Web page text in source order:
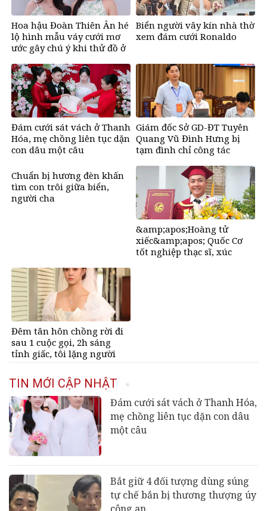
Hoa hậu Đoàn Thiên Ân hé
lộ hình mẫu váy cưới mơ
ước gây chú ý khi thử đồ ở
Biển người vây kín nhà thờ
xem đám cưới Ronaldo
Đám cưới sát vách ở Thanh
Hóa, mẹ chồng liên tục dặn
con dâu một câu
Giám đốc Sở GD-ĐT Tuyên
Quang Vũ Đình Hưng bị
tạm đình chỉ công tác
Chuẩn bị hương đèn khấn
tìm con trôi giữa biển,
người cha
&amp;apos;Hoàng tử
xiếc&amp;apos; Quốc Cơ
tốt nghiệp thạc sĩ, xúc
Đêm tân hôn chồng rời đi
sau 1 cuộc gọi, 2h sáng
tỉnh giấc, tôi lặng người
TIN MỚI CẬP NHẬT
Đám cưới sát vách ở Thanh Hóa,
mẹ chồng liên tục dặn con dâu
một câu
Bắt giữ 4 đối tượng dùng súng
tự chế bắn bị thương thượng úy
công an